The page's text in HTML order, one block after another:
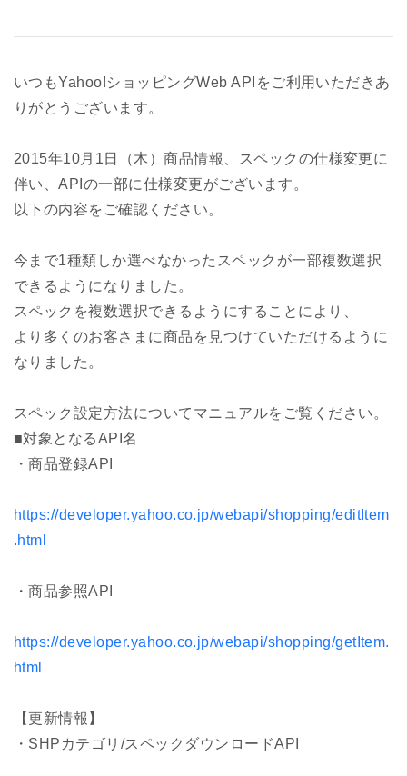
いつもYahoo!ショッピングWeb APIをご利用いただきあ
りがとうございます。
2015年10月1日（木）商品情報、スペックの仕様変更に
伴い、APIの一部に仕様変更がございます。
以下の内容をご確認ください。
今まで1種類しか選べなかったスペックが一部複数選択
できるようになりました。
スペックを複数選択できるようにすることにより、
より多くのお客さまに商品を見つけていただけるように
なりました。
スペック設定方法についてマニュアルをご覧ください。
■対象となるAPI名
・商品登録API
https://developer.yahoo.co.jp/webapi/shopping/editItem
.html
・商品参照API
https://developer.yahoo.co.jp/webapi/shopping/getItem.
html
【更新情報】
・SHPカテゴリ/スペックダウンロードAPI